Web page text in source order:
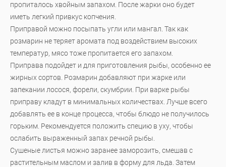
пропиталось хвойным запахом. После жарки оно будет
иметь легкий привкус копчения.
Приправой можно посыпать угли или мангал. Так как
розмарин не теряет аромата под воздействием высоких
температур, мясо тоже пропитается его запахом.
Приправа подойдет и для приготовления рыбы, особенно ее
жирных сортов. Розмарин добавляют при жарке или
запекании лосося, форели, скумбрии. При варке рыбы
приправу кладут в минимальных количествах. Лучше всего
добавлять ее в конце процесса, чтобы блюдо не получилось
горьким. Рекомендуется положить специю в уху, чтобы
ослабить выраженный запах речной рыбы.
Сушеные листья можно заранее заморозить, смешав с
растительным маслом и залив в форму для льда. Затем